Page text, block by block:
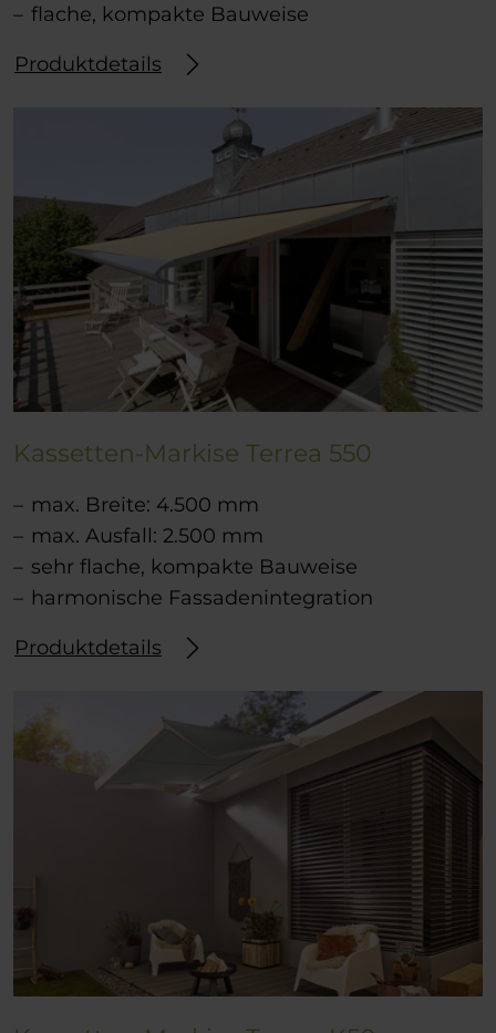
flache, kompakte Bauweise
Produktdetails
Kassetten-Markise Terrea 550
max. Breite: 4.500 mm
max. Ausfall: 2.500 mm
sehr flache, kompakte Bauweise
harmonische Fassadenintegration
Produktdetails